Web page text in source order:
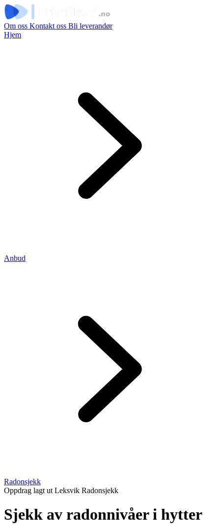
Om oss Kontakt oss Bli leverandør
Hjem
Anbud
Radonsjekk
Oppdrag lagt ut Leksvik Radonsjekk
Sjekk av radonnivåer i hytter